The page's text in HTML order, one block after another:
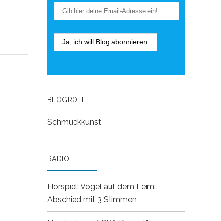
BLOGROLL
Schmuckkunst
RADIO
Hörspiel: Vogel auf dem Leim:
Abschied mit 3 Stimmen